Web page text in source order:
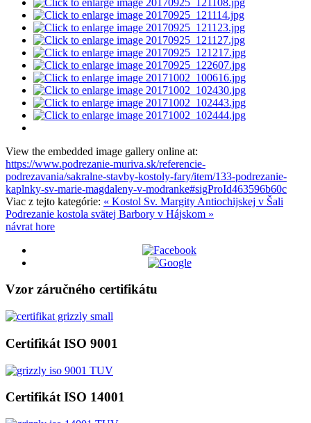
View the embedded image gallery online at:
https://www.podrezanie-muriva.sk/referencie-
podrezavania/sakralne-stavby-kostoly-fary/item/133-podrezanie-
kaplnky-sv-marie-magdaleny-v-modranke#sigProId463596b60c
Viac z tejto kategórie: « Kostol Sv. Margity Antiochijskej v Šali
Podrezanie kostola svätej Barbory v Hájskom »
návrat hore
Vzor záručného certifikátu
Certifikát ISO 9001
Certifikát ISO 14001